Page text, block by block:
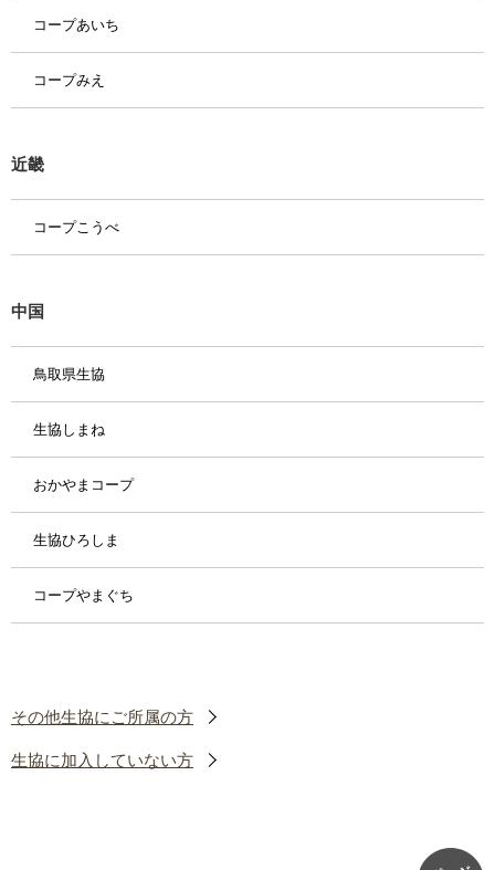
コープあいち
コープみえ
近畿
コープこうべ
中国
鳥取県生協
生協しまね
おかやまコープ
生協ひろしま
コープやまぐち
その他生協にご所属の方
生協に加入していない方